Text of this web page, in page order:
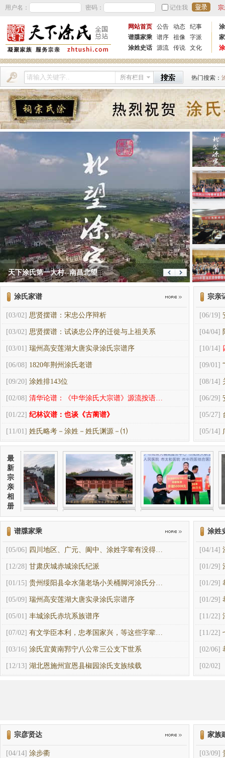
用户名： 密码： 记住我
网站首页 公告 动态 纪事
谱牒家乘
谱序 祖像 字派
涂姓史话
源流 传说 文化
所有栏目 热门搜索：
天下涂氏第一大村--南昌北望
涂氏家谱
[03/02] 思贤摆谱：宋忠公序辩析
[03/02] 思贤摆谱：试谈忠公序的迁徙与上祖关系
[03/01] 瑞州高安莲湖大唐实录涂氏宗谱序
[06/08] 1820年荆州涂氏老谱
[09/20] 涂姓排143位
[02/08] 清华论谱：《中华涂氏大宗谱》源流按语…
[01/22] 纪林议谱：也谈《古蔺谱》
[11/01] 姓氏略考－涂姓－姓氏渊源－⑴
宗亲
[06/19]
[04/04]
[10/14]
[09/01]
[08/14]
[06/29]
[05/27]
[05/14]
最
新
宗
亲
相
册
谱牒家乘
[05/06] 四川地区、广元、阆中、涂姓字辈有没得…
[12/28] 甘肃庆城赤城涂氏纪派
[01/15] 贵州绥阳县伞水蒲老场小关桶脚河涂氏分…
[05/09] ​瑞州高安莲湖大唐实录涂氏宗谱序
[05/01] 丰城涂氏赤坑系族谱序
[07/02] 有文学臣本利，忠孝国家兴，等这些字辈…
[03/16] 涂氏宜黄南郛宁八公常三公支下世系
[12/13] 湖北恩施州宣恩县椒园涂氏支族续载
涂姓
[04/14]
[01/29]
[01/29]
[01/29]
[11/22]
[11/22]
[02/06]
[02/02]
宗彦贤达
[04/14] 涂步衢
家族
[03/09]